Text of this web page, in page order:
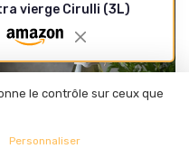
vierge Cirulli (3L)
le contrôle sur ceux que
Personnaliser